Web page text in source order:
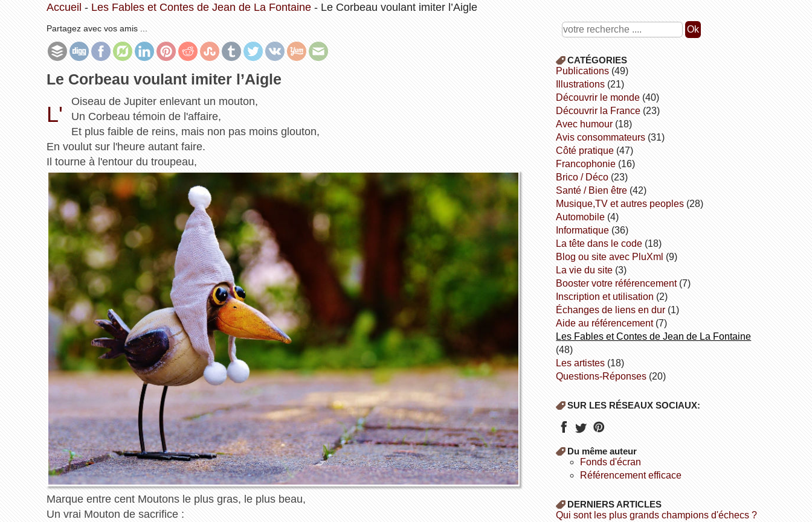
Accueil - Les Fables et Contes de Jean de La Fontaine- Le Corbeau voulant imiter l’Aigle
Partagez avec vos amis ...
Le Corbeau voulant imiter l’Aigle
L'
Oiseau de Jupiter enlevant un mouton,
Un Corbeau témoin de l'affaire,
Et plus faible de reins, mais non pas moins glouton,
En voulut sur l'heure autant faire.
Il tourne à l'entour du troupeau,
Marque entre cent Moutons le plus gras, le plus beau,
Un vrai Mouton de sacrifice :
CATÉGORIES
publications (49)
illustrations (21)
découvrir le monde (40)
découvrir la France (23)
avec humour (18)
avis consommateurs (31)
côté pratique (47)
Francophonie (16)
Brico / Déco (23)
Santé / Bien être (42)
Musique,TV et autres peoples (28)
Automobile (4)
informatique (36)
la tête dans le code (18)
Blog ou site avec PluXml (9)
la vie du site (3)
booster votre référencement(7)
inscription et utilisation (2)
échanges de liens en dur (1)
aide au référencement(7)
Les Fables et Contes de Jean de La Fontaine
(48)
Les artistes (18)
Questions-Réponses (20)
SUR LES RÉSEAUX SOCIAUX:
Du même auteur
fonds d'écran
référencement efficace
DERNIERS ARTICLES
Qui sont les plus grands champions d'échecs ?